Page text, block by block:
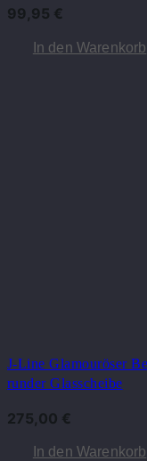
99,95 €
In den Warenkorb
J-Line Glamouröser
runder Glasscheibe
275,00 €
In den Warenkorb